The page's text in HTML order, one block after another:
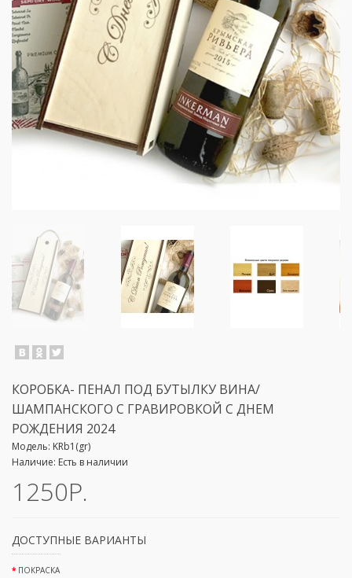
КОРОБКА- ПЕНАЛ ПОД БУТЫЛКУ ВИНА/
ШАМПАНСКОГО С ГРАВИРОВКОЙ С ДНЕМ
РОЖДЕНИЯ 2024
Модель: KRb1(gr)
Наличие: Есть в наличии
1250Р.
ДОСТУПНЫЕ ВАРИАНТЫ
ПОКРАСКА